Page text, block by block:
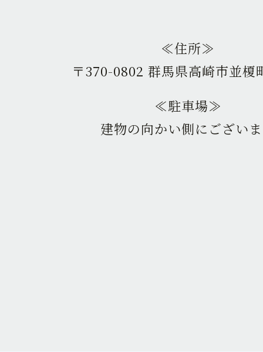
≪住所≫
〒370-0802 群馬県高崎市並榎
≪駐車場≫
建物の向かい側にござい